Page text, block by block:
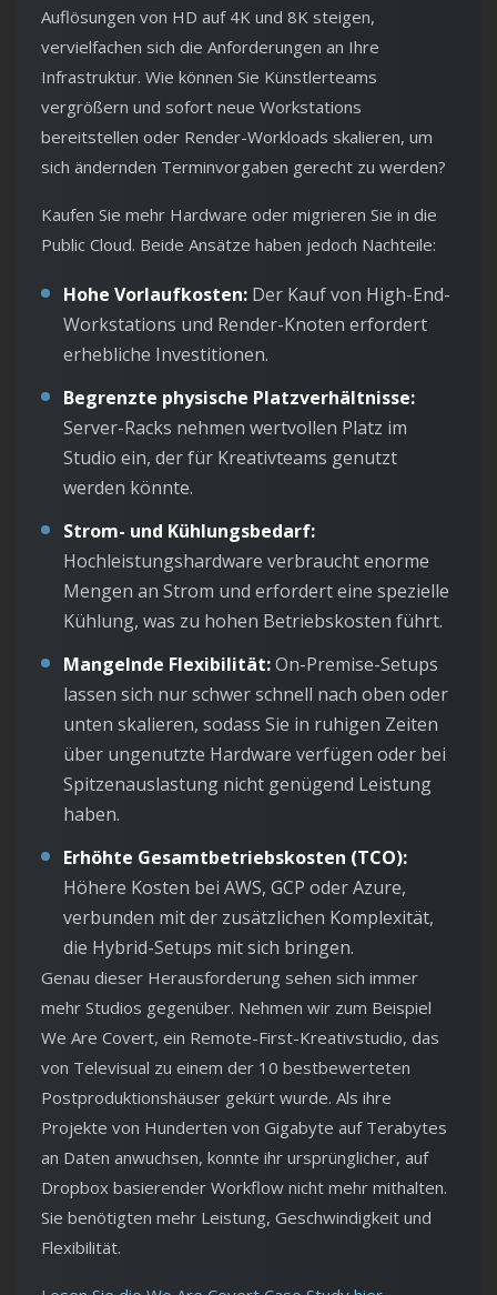
Auflösungen von HD auf 4K und 8K steigen,
vervielfachen sich die Anforderungen an Ihre
Infrastruktur. Wie können Sie Künstlerteams
vergrößern und sofort neue Workstations
bereitstellen oder Render-Workloads skalieren, um
sich ändernden Terminvorgaben gerecht zu werden?
Kaufen Sie mehr Hardware oder migrieren Sie in die
Public Cloud. Beide Ansätze haben jedoch Nachteile:
Hohe Vorlaufkosten: Der Kauf von High-End-
Workstations und Render-Knoten erfordert
erhebliche Investitionen.
Begrenzte physische Platzverhältnisse:
Server-Racks nehmen wertvollen Platz im
Studio ein, der für Kreativteams genutzt
werden könnte.
Strom- und Kühlungsbedarf:
Hochleistungshardware verbraucht enorme
Mengen an Strom und erfordert eine spezielle
Kühlung, was zu hohen Betriebskosten führt.
Mangelnde Flexibilität:On-Premise-Setups
lassen sich nur schwer schnell nach oben oder
unten skalieren, sodass Sie in ruhigen Zeiten
über ungenutzte Hardware verfügen oder bei
Spitzenauslastung nicht genügend Leistung
haben.
Erhöhte Gesamtbetriebskosten (TCO):
Höhere Kosten bei AWS, GCP oder Azure,
verbunden mit der zusätzlichen Komplexität,
die Hybrid-Setups mit sich bringen.
Genau dieser Herausforderung sehen sich immer
mehr Studios gegenüber. Nehmen wir zum Beispiel
We Are Covert, ein Remote-First-Kreativstudio, das
von Televisual zu einem der 10 bestbewerteten
Postproduktionshäuser gekürt wurde. Als ihre
Projekte von Hunderten von Gigabyte auf Terabytes
an Daten anwuchsen, konnte ihr ursprünglicher, auf
Dropbox basierender Workflow nicht mehr mithalten.
Sie benötigten mehr Leistung, Geschwindigkeit und
Flexibilität.